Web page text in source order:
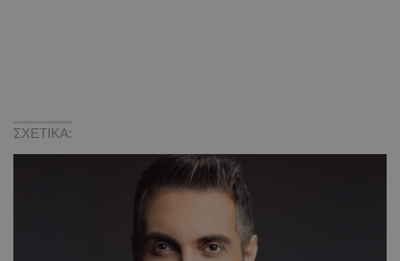
ΣΧΕΤΙΚΑ: